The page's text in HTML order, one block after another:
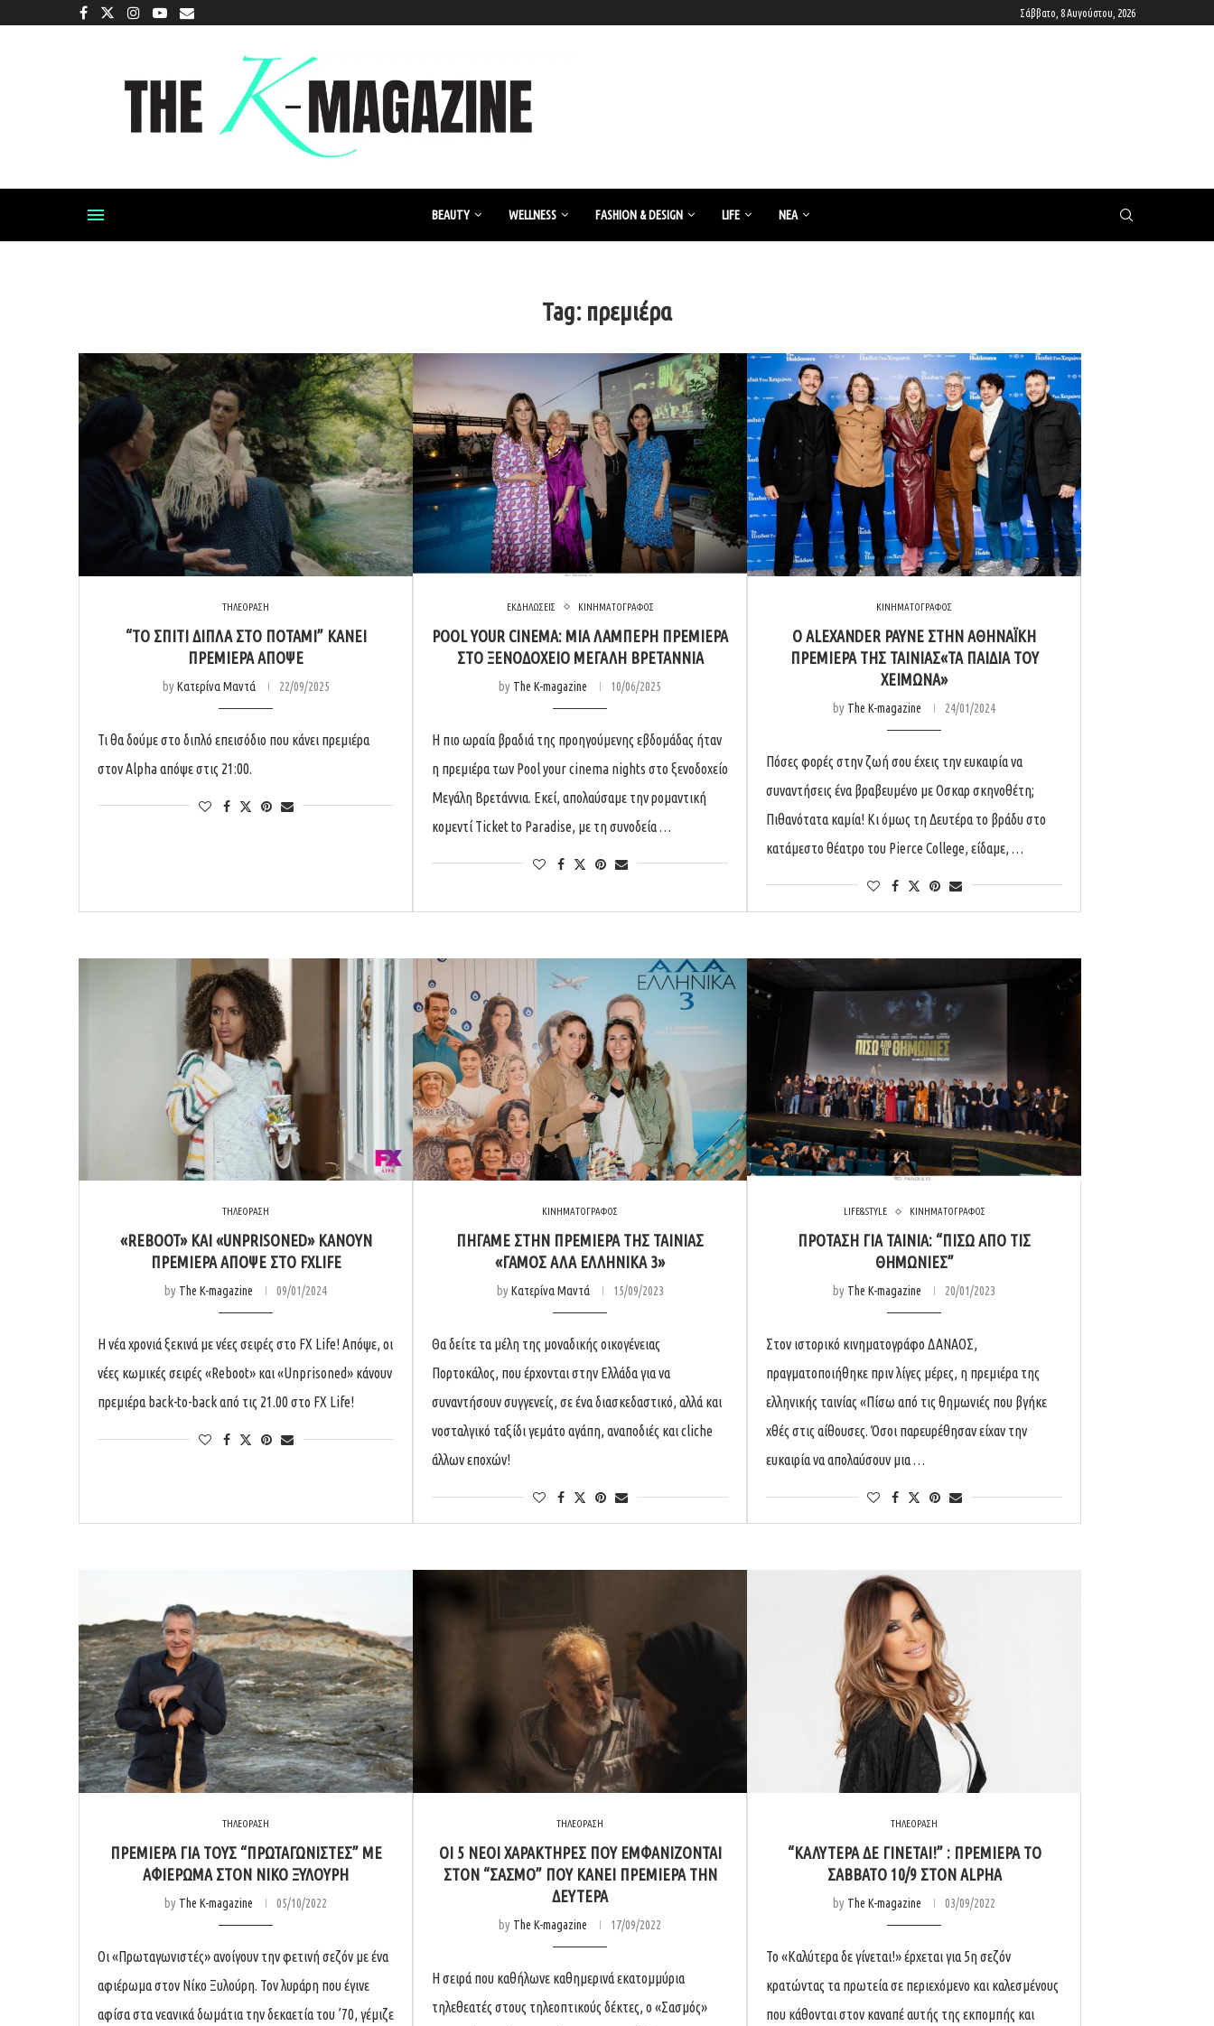
Σάββατο, 8 Αυγούστου, 2026
BEAUTY WELLNESS FASHION & DESIGN LIFE ΝΈΑ
Tag: πρεμιέρα
ΤΗΛΕΟΡΑΣΗ
“ΤΟ ΣΠΊΤΙ ΔΊΠΛΑ ΣΤΟ ΠΟΤΆΜΙ” ΚΆΝΕΙ
ΠΡΕΜΙΈΡΑ ΑΠΌΨΕ
byΚατερίνα Μαντά 22/09/2025
Τι θα δούμε στο διπλό επεισόδιο που κάνει πρεμιέρα
στον Alpha απόψε στις 21:00.
ΕΚΔΗΛΩΣΕΙΣ ΚΙΝΗΜΑΤΟΓΡΑΦΟΣ
POOL YOUR CINEMA: ΜΙΑ ΛΑΜΠΕΡΉ ΠΡΕΜΙΈΡΑ
ΣΤΟ ΞΕΝΟΔΟΧΕΊΟ ΜΕΓΆΛΗ ΒΡΕΤΑΝΝΊΑ
by The K-magazine 10/06/2025
Η πιο ωραία βραδιά της προηγούμενης εβδομάδας ήταν
η πρεμιέρα των Pool your cinema nights στο ξενοδοχείο
Μεγάλη Βρετάννια. Εκεί, απολαύσαμε την ρομαντική
κομεντί Ticket to Paradise, με τη συνοδεία …
ΚΙΝΗΜΑΤΟΓΡΑΦΟΣ
O ALEXANDER PAYNE ΣΤΗΝ ΑΘΗΝΑΪΚΗ
ΠΡΕΜΙΕΡΑ ΤΗΣ ΤΑΙΝΙΑΣ«ΤΑ ΠΑΙΔΙΑ ΤΟΥ
ΧΕΙΜΩΝΑ»
by The K-magazine 24/01/2024
Πόσες φορές στην ζωή σου έχεις την ευκαιρία να
συναντήσεις ένα βραβευμένο με Οσκαρ σκηνοθέτη;
Πιθανότατα καμία! Κι όμως τη Δευτέρα το βράδυ στο
κατάμεστο θέατρο του Pierce College, είδαμε, …
ΤΗΛΕΟΡΑΣΗ
«REBOOT» ΚΑΙ «UNPRISONED» ΚΑΝΟΥΝ
ΠΡΕΜΙΕΡΑ ΑΠΟΨΕ ΣΤΟ FXLIFE
by The K-magazine 09/01/2024
Η νέα χρονιά ξεκινά με νέες σειρές στο FX Life! Απόψε, οι
νέες κωμικές σειρές «Reboot» και «Unprisoned» κάνουν
πρεμιέρα back-to-back από τις 21.00 στο FX Life!
ΚΙΝΗΜΑΤΟΓΡΑΦΟΣ
ΠΗΓΑΜΕ ΣΤΗΝ ΠΡΕΜΙΕΡΑ ΤΗΣ ΤΑΙΝΙΑΣ
«ΓΑΜΟΣ ΑΛΑ ΕΛΛΗΝΙΚΑ 3»
byΚατερίνα Μαντά 15/09/2023
Θα δείτε τα μέλη της μοναδικής οικογένειας
Πορτοκάλος, που έρχονται στην Ελλάδα για να
συναντήσουν συγγενείς, σε ένα διασκεδαστικό, αλλά και
νοσταλγικό ταξίδι γεμάτο αγάπη, αναποδιές και cliche
άλλων εποχών!
LIFE&STYLE ΚΙΝΗΜΑΤΟΓΡΑΦΟΣ
ΠΡΟΤΑΣΗ ΓΙΑ ΤΑΙΝΙΑ: “ΠΙΣΩ ΑΠΟ ΤΙΣ
ΘΗΜΩΝΙΕΣ”
by The K-magazine 20/01/2023
Στον ιστορικό κινηματογράφο ΔΑΝΑΟΣ,
πραγματοποιήθηκε πριν λίγες μέρες, η πρεμιέρα της
ελληνικής ταινίας «Πίσω από τις θημωνιές που βγήκε
χθές στις αίθουσες. Όσοι παρευρέθησαν είχαν την
ευκαιρία να απολαύσουν μια …
ΤΗΛΕΟΡΑΣΗ
ΠΡΕΜΙΕΡΑ ΓΙΑ ΤΟΥΣ “ΠΡΩΤΑΓΩΝΙΣΤΕΣ” ΜΕ
ΑΦΙΕΡΩΜΑ ΣΤΟΝ ΝΙΚΟ ΞΥΛΟΥΡΗ
by The K-magazine 05/10/2022
Οι «Πρωταγωνιστές» ανοίγουν την φετινή σεζόν με ένα
αφιέρωμα στον Νίκο Ξυλούρη. Τον λυράρη που έγινε
αφίσα στα νεανικά δωμάτια την δεκαετία του ’70, γέμιζε
ΤΗΛΕΟΡΑΣΗ
ΟΙ 5 ΝΕΟΙ ΧΑΡΑΚΤΗΡΕΣ ΠΟΥ ΕΜΦΑΝΙΖΟΝΤΑΙ
ΣΤΟΝ “ΣΑΣΜΟ” ΠΟΥ ΚΑΝΕΙ ΠΡΕΜΙΕΡΑ ΤΗΝ
ΔΕΥΤΕΡΑ
by The K-magazine 17/09/2022
H σειρά που καθήλωνε καθημερινά εκατομμύρια
τηλεθεατές στους τηλεοπτικούς δέκτες, ο «Σασμός»
ΤΗΛΕΟΡΑΣΗ
“ΚΑΛΥΤΕΡΑ ΔΕ ΓΙΝΕΤΑΙ!” : ΠΡΕΜΙΕΡΑ ΤΟ
ΣΑΒΒΑΤΟ 10/9 ΣΤΟΝ ALPHA
by The K-magazine 03/09/2022
Το «Καλύτερα δε γίνεται!» έρχεται για 5η σεζόν
κρατώντας τα πρωτεία σε περιεχόμενο και καλεσμένους
που κάθονται στον καναπέ αυτής της εκπομπής και